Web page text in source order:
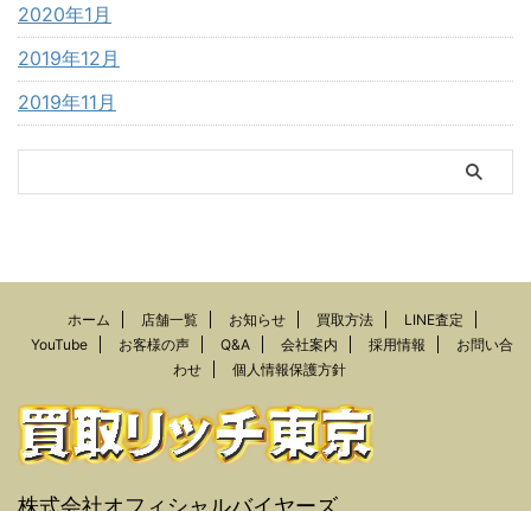
2020年1月
2019年12月
2019年11月
ホーム 店舗一覧 お知らせ 買取方法
LINE査定
YouTube
お客様の声 Q&A 会社案内 採用情報
お問い合
わせ
個人情報保護方針
株式会社オフィシャルバイヤーズ